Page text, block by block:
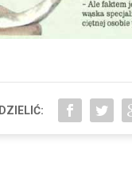
DZIELIĆ: